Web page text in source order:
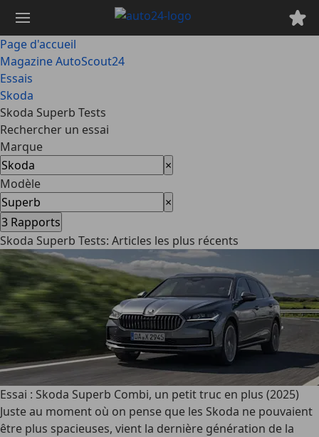
contenu
principal
Page d'accueil
Magazine AutoScout24
Essais
Skoda
Skoda Superb Tests
Rechercher un essai
Marque
×
Modèle
×
3 Rapports
Skoda Superb Tests: Articles les plus récents
Essai : Skoda Superb Combi, un petit truc en plus (2025)
Juste au moment où on pense que les Skoda ne pouvaient
être plus spacieuses, vient la dernière génération de la